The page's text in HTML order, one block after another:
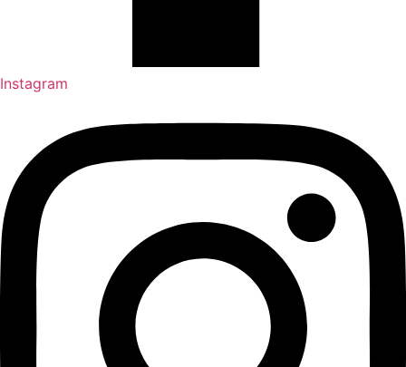
Instagram